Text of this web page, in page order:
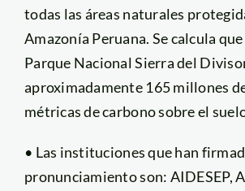
todas las áreas naturales
Amazonía Peruana. Se calcula
Parque Nacional Sierra del
aproximadamente 165 millones
métricas de carbono sobre el
• Las instituciones que han
pronunciamiento son: AIDESEP,